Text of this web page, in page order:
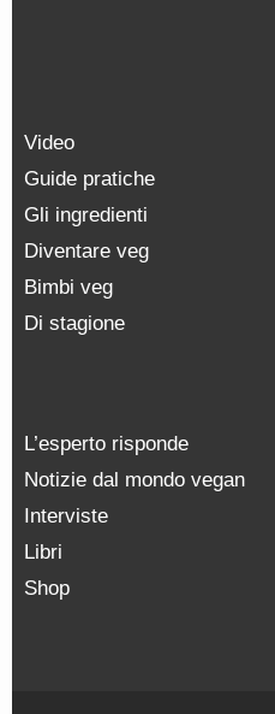
Video
Guide pratiche
Gli ingredienti
Diventare veg
Bimbi veg
Di stagione
L’esperto risponde
Notizie dal mondo vegan
Interviste
Libri
Shop